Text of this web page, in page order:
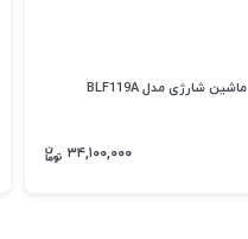
ماشین شارژی مدل BLF119A
۳۴,۱۰۰,۰۰۰